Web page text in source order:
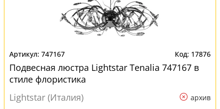
747167 17876
Подвесная люстра Lightstar Tenalia 747167 в
стиле флористика
Lightstar (Италия)
архив